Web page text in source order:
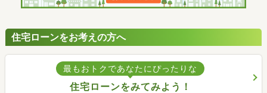
住宅ローンをお考えの方へ
最もおトクであなたにぴったりな
住宅ローンをみてみよう！